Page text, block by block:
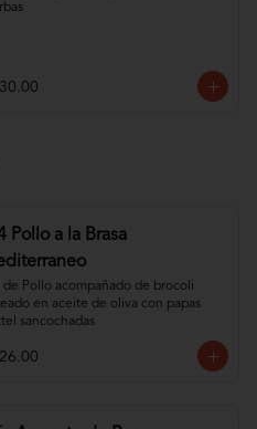
Pollo a la Brasa
de Pollo acompañado de brocoli
en aceite de oliva con papas
sancochadas